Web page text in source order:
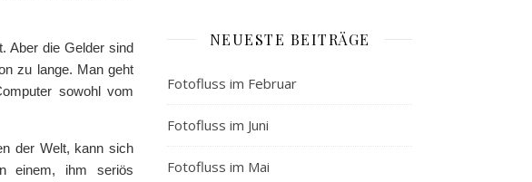
Aber die Gelder sind
zu lange. Man geht
sowohl vom
der Welt, kann sich
einem, ihm seriös
NEUESTE BEITRÄGE
Fotofluss im Februar
Fotofluss im Juni
Fotofluss im Mai